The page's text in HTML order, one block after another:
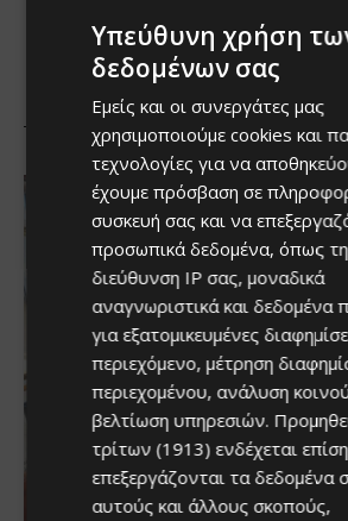
Υπεύθυνη χρήση
δεδομένων σας
Εμείς και οι συνεργάτες μας
χρησιμοποιούμε cookies και
τεχνολογίες για να
έχουμε πρόσβαση σε
συσκευή σας και να
προσωπικά δεδομένα, όπως τη
διεύθυνση IP σας, μοναδικά
αναγνωριστικά και δεδομένα
για εξατομικευμένες
περιεχόμενο, μέτρηση
περιεχομένου, ανάλυση
βελτίωση υπηρεσιών.
τρίτων (1913) ενδέχεται
επεξεργάζονται τα δεδομένα
αυτούς και άλλους σκοπούς,